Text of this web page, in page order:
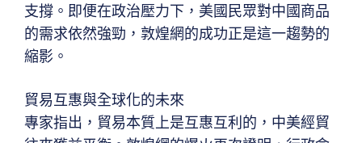
支撐。即便在政治壓力下，美國民眾對中國商品
的需求依然強勁，敦煌網的成功正是這一趨勢的
縮影。
貿易互惠與全球化的未來
專家指出，貿易本質上是互惠互利的，中美經貿